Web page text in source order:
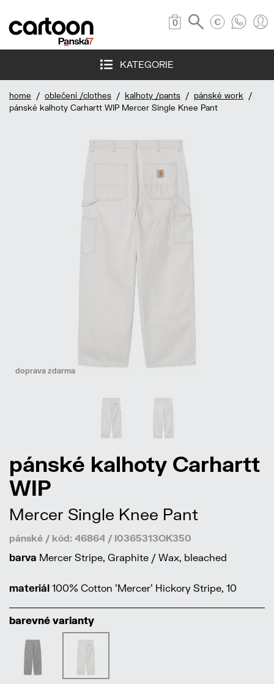
0
KATEGORIE
home / oblečení /clothes / kalhoty /pants / pánské work /
pánské kalhoty Carhartt WIP Mercer Single Knee Pant
doprava zdarma
pánské kalhoty Carhartt
WIP
Mercer Single Knee Pant
pánské / kód: 46864 / I0365313OK350
barva Mercer Stripe, Graphite / Wax, bleached
materiál 100% Cotton 'Mercer' Hickory Stripe, 10
barevné varianty